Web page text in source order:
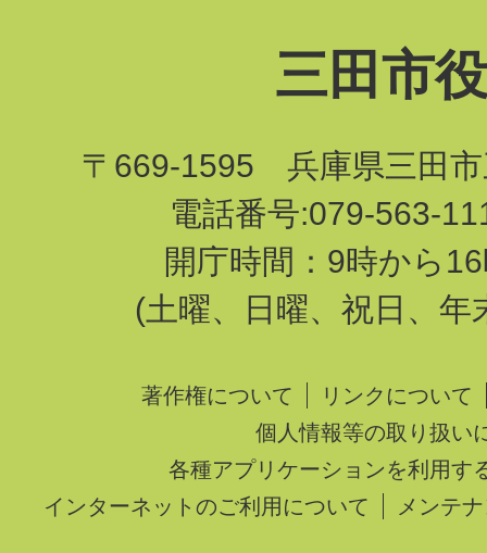
三田市
〒669-1595 兵庫県三田市
電話番号:079-563-
開庁時間：9時から
(土曜、日曜、祝日、年
著作権について
リンクについて
個人情報等の取り扱い
各種アプリケーションを利用す
インターネットのご利用について
メンテ